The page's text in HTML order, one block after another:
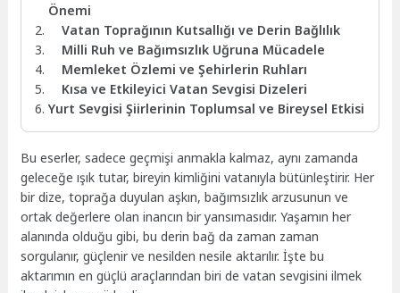
Önemi
Vatan Toprağının Kutsallığı ve Derin Bağlılık
Milli Ruh ve Bağımsızlık Uğruna Mücadele
Memleket Özlemi ve Şehirlerin Ruhları
Kısa ve Etkileyici Vatan Sevgisi Dizeleri
Yurt Sevgisi Şiirlerinin Toplumsal ve Bireysel Etkisi
Bu eserler, sadece geçmişi anmakla kalmaz, aynı zamanda
geleceğe ışık tutar, bireyin kimliğini vatanıyla bütünleştirir. Her
bir dize, toprağa duyulan aşkın, bağımsızlık arzusunun ve
ortak değerlere olan inancın bir yansımasıdır. Yaşamın her
alanında olduğu gibi, bu derin bağ da zaman zaman
sorgulanır, güçlenir ve nesilden nesile aktarılır. İşte bu
aktarımın en güçlü araçlarından biri de vatan sevgisini ilmek